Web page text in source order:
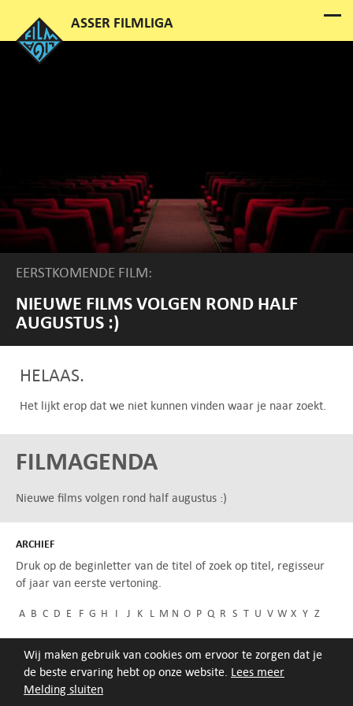
Melding sluiten
Wij maken gebruik van cookies om ervoor te zorgen dat je
de beste ervaring hebt op onze website. Lees meer
EERSTKOMENDE FILM:
NIEUWE FILMS VOLGEN ROND HALF
AUGUSTUS :)
HELAAS.
Het lijkt erop dat we niet kunnen vinden waar je naar zoekt.
FILMAGENDA
Nieuwe films volgen rond half augustus :)
ARCHIEF
Druk op de beginletter van de titel of zoek op titel, regisseur
of jaar van eerste vertoning.
A B C D E F G H I J K L M N O P Q R S T U V W X Y Z